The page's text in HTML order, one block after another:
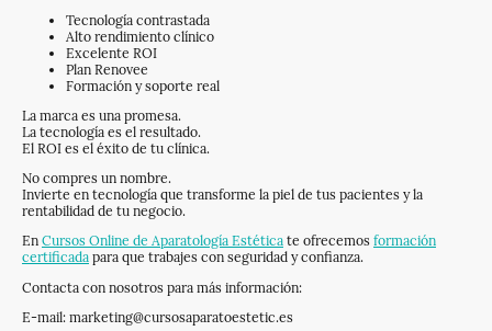
Tecnología contrastada
Alto rendimiento clínico
Excelente ROI
Plan Renovee
Formación y soporte real
La marca es una promesa.
La tecnología es el resultado.
El ROI es el éxito de tu clínica.
No compres un nombre.
Invierte en tecnología que transforme la piel de tus pacientes y la
rentabilidad de tu negocio.
En Cursos Online de Aparatología Estética te ofrecemos formación
certificada para que trabajes con seguridad y confianza.
Contacta con nosotros para más información:
E-mail: marketing@cursosaparatoestetic.es